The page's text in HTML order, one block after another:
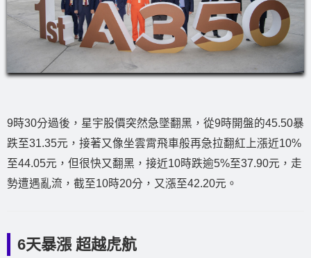
9時30分過後，星宇股價突然急墜翻黑，從9時開盤的45.50暴
跌至31.35元，接著又像坐雲霄飛車般再急拉翻紅上漲近10%
至44.05元，但很快又翻黑，接近10時跌逾5%至37.90元，走
勢遭遇亂流，截至10時20分，又漲至42.20元。
6天暴漲 超越虎航